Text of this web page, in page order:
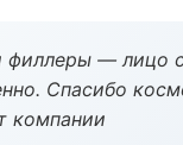
филлеры — лицо
Спасибо
компании